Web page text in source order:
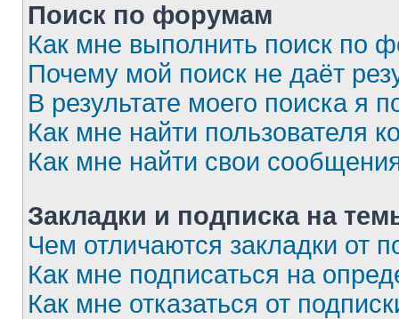
Поиск по форумам
Как мне выполнить поиск по
Почему мой поиск не даёт
В результате моего поиска я
Как мне найти пользователя
Как мне найти свои
Закладки и подписка на
Чем отличаются закладки от
Как мне подписаться на
Как мне отказаться от